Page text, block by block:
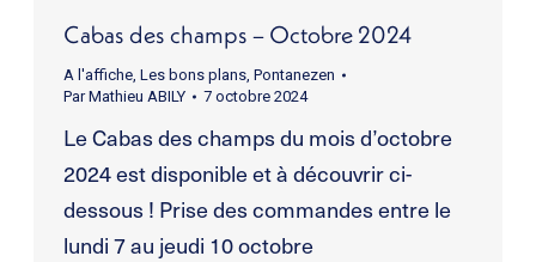
Cabas des champs – Octobre 2024
A l'affiche, Les bons plans, Pontanezen
ParMathieu ABILY 7 octobre 2024
Le Cabas des champs du mois d’octobre
2024 est disponible et à découvrir ci-
dessous ! Prise des commandes entre le
lundi 7 au jeudi 10 octobre